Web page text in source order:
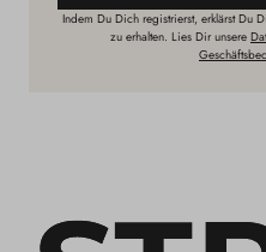
Indem Du Dich registrierst, erklärst Du
zu erhalten. Lies Dir unsere